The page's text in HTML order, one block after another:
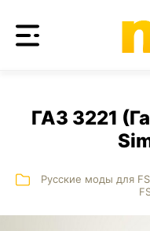
ГАЗ 3221
Русские моды для